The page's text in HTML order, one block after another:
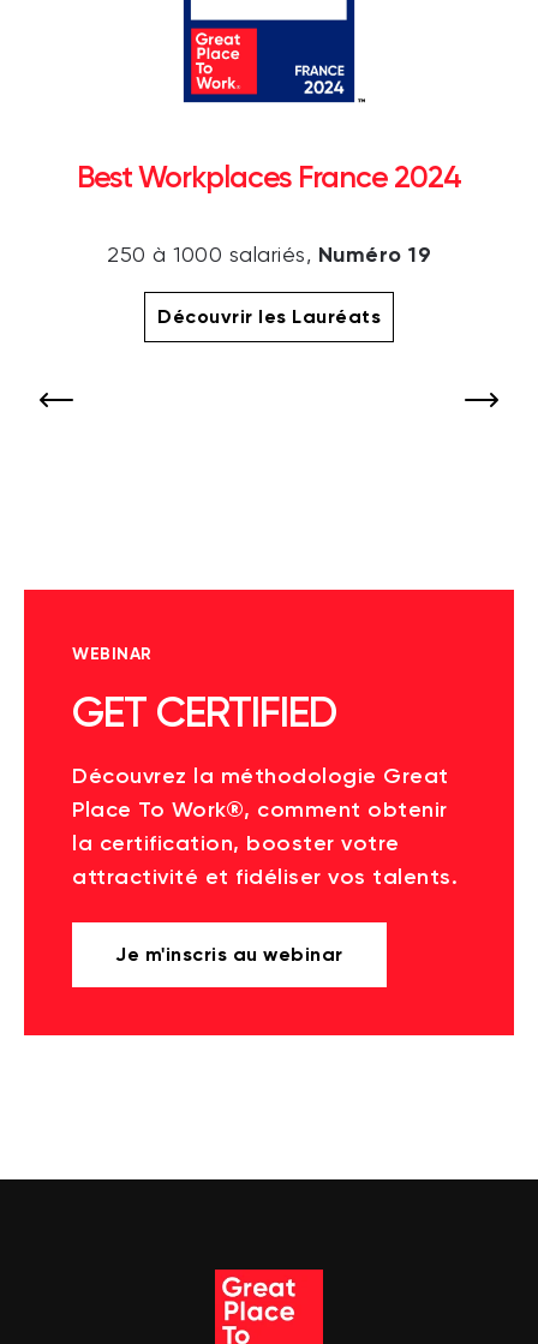
Best Workplaces France 2024
250 à 1000 salariés, Numéro 19
Découvrir les Lauréats
WEBINAR
GET CERTIFIED
Découvrez la méthodologie Great
Place To Work®, comment obtenir
la certification, booster votre
attractivité et fidéliser vos talents.
Je m'inscris au webinar